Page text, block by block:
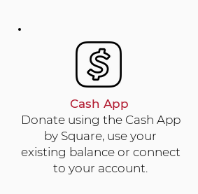
Cash App
Donate using the Cash App
by Square, use your
existing balance or connect
to your account.